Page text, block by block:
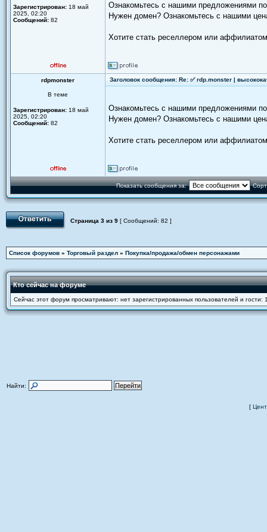
Зарегистрирован: 18 май
2025, 02:20
Сообщений: 82
Ознакомьтесь с нашими предложениями
Нужен домен? Ознакомьтесь с нашими
Хотите стать реселлером или
rdpmonster Заголовок сообщения: Re: ✅ rdp.monster |
В теме
Зарегистрирован: 18 май
2025, 02:20
Сообщений: 82
Ознакомьтесь с нашими предложениями
Нужен домен? Ознакомьтесь с нашими
Хотите стать реселлером или
Показать сообщения за:
Страница 3 из 9 [ Сообщений: 82 ]
Список форумов » Торговый раздел » Покупка/продажа/обмен персонажами
Кто сейчас на форуме
Сейчас этот форум просматривают: нет зарегистрированных пользователей и гости:
Найти:
[